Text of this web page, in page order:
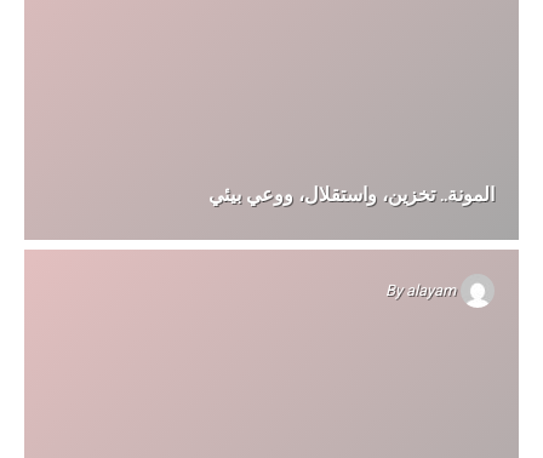
المونة.. تخزين، واستقلال، ووعي بيئي
Byalayam